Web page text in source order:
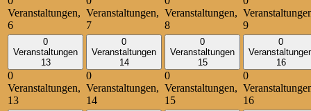
Veranstaltungen,
6
Veranstaltungen,
7
Veranstaltungen,
8
9
0
Veranstaltungen
13
0
Veranstaltungen,
13
0
Veranstaltungen
14
0
Veranstaltungen,
14
0
Veranstaltungen
15
0
Veranstaltungen,
15
0
16
0
16